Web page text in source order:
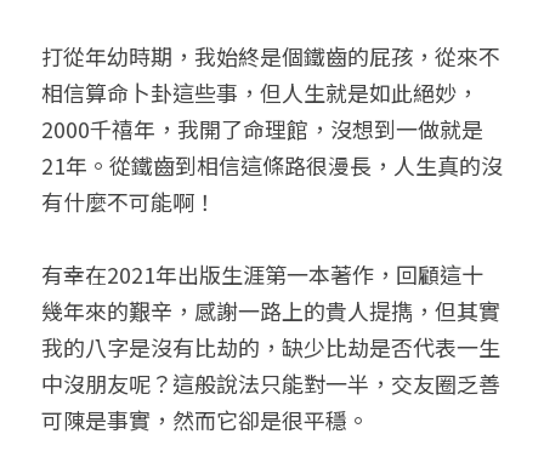
五行計算高階班
團隊訓練營
support@p8zicourse.com
五行八字線上班
打從年幼時期，我始終是個鐵齒的屁孩，從來不
相信算命卜卦這些事，但人生就是如此絕妙，
2000千禧年，我開了命理館，沒想到一做就是
21年。從鐵齒到相信這條路很漫長，人生真的沒
有什麼不可能啊！
有幸在2021年出版生涯第一本著作，回顧這十
幾年來的艱辛，感謝一路上的貴人提擕，但其實
我的八字是沒有比劫的，缺少比劫是否代表一生
中沒朋友呢？這般說法只能對一半，交友圈乏善
可陳是事實，然而它卻是很平穩。